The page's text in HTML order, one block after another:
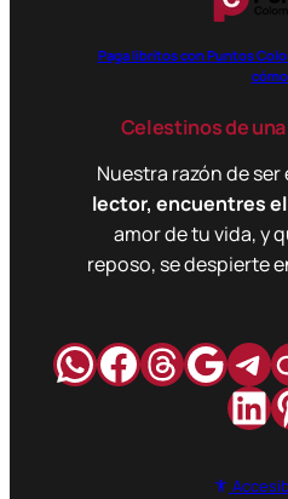
Paga libritos con Puntos
Celestinos de
Nuestra razón de
lector, encuentres
amor de tu vida, y
reposo, se despierte
WhatsApp
Facebook
Hilos